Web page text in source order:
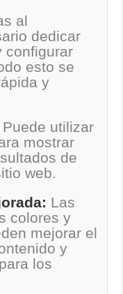
al
dedicar
configurar
esto se
y
Puede utilizar
mostrar
de
web.
Las
colores y
mejorar el
y
los